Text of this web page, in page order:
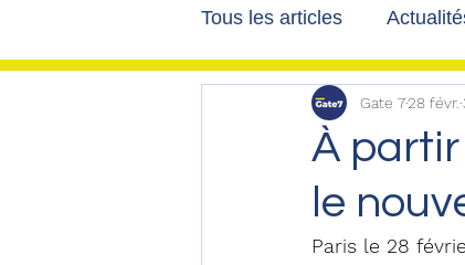
Tous les articles
Les tribunes de Gate7
À
le
Gate 728 févr.
Paris le 28